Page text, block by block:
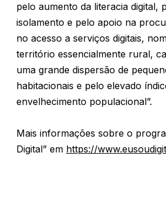
pelo aumento da literacia digital,
isolamento e pelo apoio na
no acesso a serviços digitais,
território essencialmente rural,
uma grande dispersão de
habitacionais e pelo elevado
envelhecimento populacional”.
Mais informações sobre o
Digital” em https://